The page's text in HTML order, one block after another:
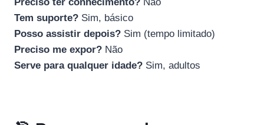
Tem suporte? Sim, básico
Posso assistir depois? Sim (tempo limitado)
Preciso me expor? Não
Serve para qualquer idade? Sim, adultos